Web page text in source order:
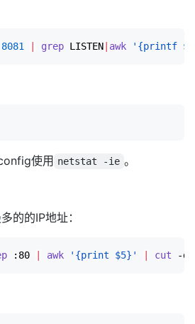
8081 grep LISTEN awk '{printf
使用 netstat -ie 。
的的IP地址：
:80 awk '{print $5}' cut -